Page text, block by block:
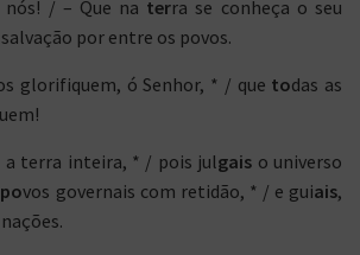
nós! / – Que na terra se conheça o seu
salvação por entre os povos.
glorifiquem, ó Senhor, * / que todas as
a terra inteira, * / pois julgais o universo
povos governais com retidão, * / e guiais,